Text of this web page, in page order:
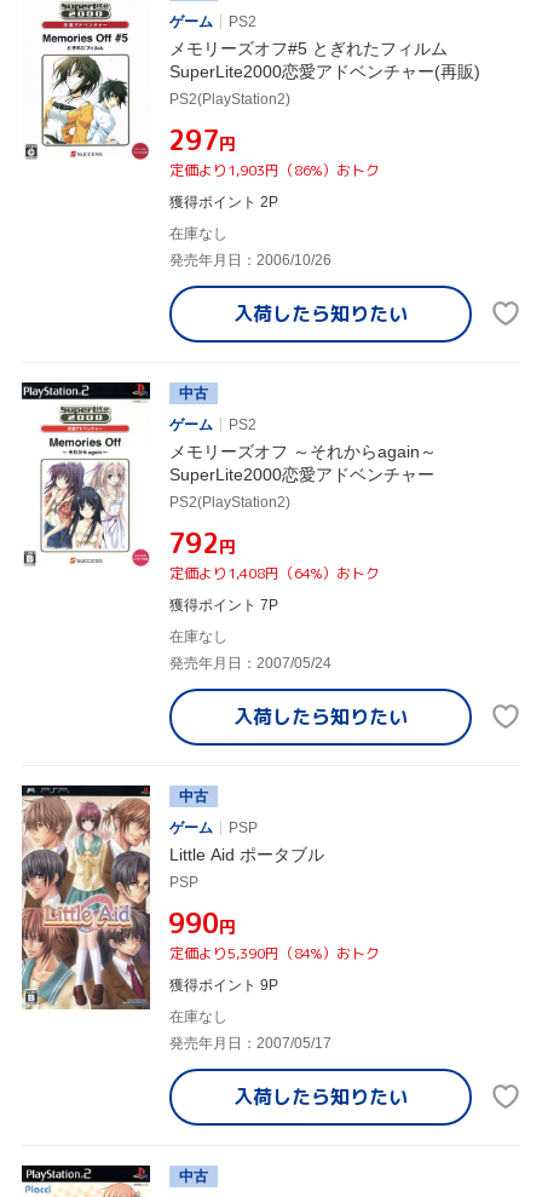
ゲーム
PS2
メモリーズオフ#5 とぎれたフィルム
SuperLite2000恋愛アドベンチャー(再販)
PS2(PlayStation2)
¥297円
定価より1,903円（86%）おトク
獲得ポイント 2P
在庫なし
発売年月日：2006/10/26
入荷したら知りたい
中古
ゲーム
PS2
メモリーズオフ ～それからagain～
SuperLite2000恋愛アドベンチャー
PS2(PlayStation2)
¥792円
定価より1,408円（64%）おトク
獲得ポイント 7P
在庫なし
発売年月日：2007/05/24
入荷したら知りたい
中古
ゲーム
PSP
Little Aid ポータブル
PSP
¥990円
定価より5,390円（84%）おトク
獲得ポイント 9P
在庫なし
発売年月日：2007/05/17
入荷したら知りたい
中古